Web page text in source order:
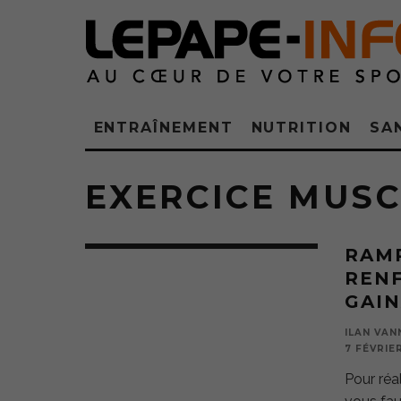
ENTRAÎNEMENT NUTRITION
EXERCICE
ILAN
7
Pour